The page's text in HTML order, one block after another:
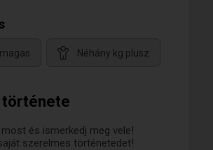
és ismerkedj meg vele!
szerelmes történetedet!
Néhány kg plusz